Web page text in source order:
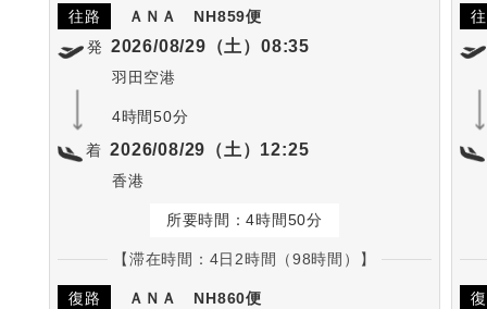
往路 ＡＮＡ
NH859便
発 2026/08/29（土）08:35
羽田空港
4時間50分
着 2026/08/29（土）12:25
香港
所要時間：4時間50分
【滞在時間：4日2時間（98時間）】
復路 ＡＮＡ
NH860便